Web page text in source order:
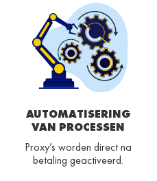
AUTOMATISERING
VAN PROCESSEN
Proxy’s worden direct na
betaling geactiveerd.